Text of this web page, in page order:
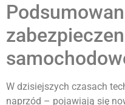
W dzisiejszych czasach
naprzód – pojawiają się